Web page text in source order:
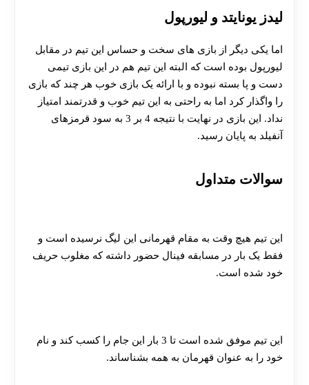
لیدز یونایتد و لیورپول
اما یکی دیگر از بازی های سخت و حساس این تیم در مقابل
لیورپول بوده است که البته این تیم هم در این بازی تیمی
دست و پا بسته نبوده و با ارائه یک بازی خوب هر چند که بازی
را واگذار کرد اما به راحتی به این تیم خوب و قدرتمند امتیاز
نداد. این بازی در نهایت با نتیجه 4 بر 3 به سود قرمزهای
آنفیلد به پایان رسید.
سوالات متداول
این تیم هیچ وقت به مقام قهرمانی این لیگ نرسیده است و
فقط یک بار در مسابقه فینال حضور داشته که مغلوب حریف
خود شده است.
این تیم موفق شده است تا 3 بار این جام را کسب کند و نام
خود را به عنوان قهرمان به همه بشناساند.